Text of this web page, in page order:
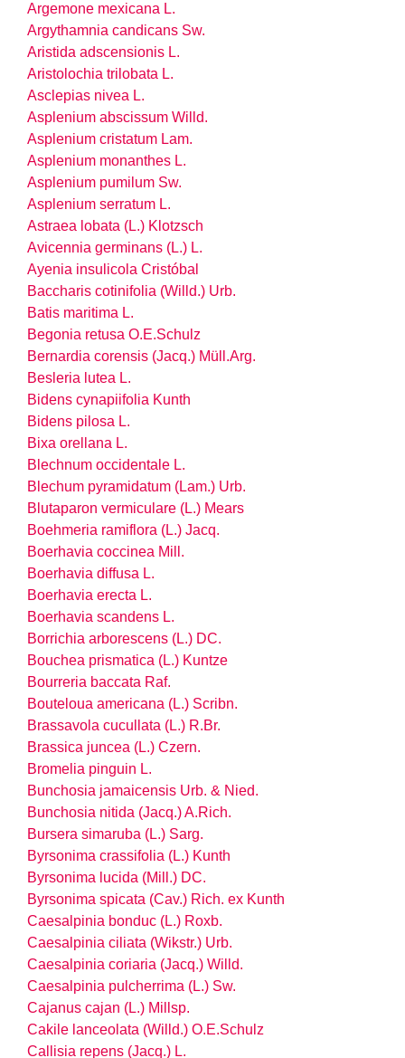
Argemone mexicana L.
Argythamnia candicans Sw.
Aristida adscensionis L.
Aristolochia trilobata L.
Asclepias nivea L.
Asplenium abscissum Willd.
Asplenium cristatum Lam.
Asplenium monanthes L.
Asplenium pumilum Sw.
Asplenium serratum L.
Astraea lobata (L.) Klotzsch
Avicennia germinans (L.) L.
Ayenia insulicola Cristóbal
Baccharis cotinifolia (Willd.) Urb.
Batis maritima L.
Begonia retusa O.E.Schulz
Bernardia corensis (Jacq.) Müll.Arg.
Besleria lutea L.
Bidens cynapiifolia Kunth
Bidens pilosa L.
Bixa orellana L.
Blechnum occidentale L.
Blechum pyramidatum (Lam.) Urb.
Blutaparon vermiculare (L.) Mears
Boehmeria ramiflora (L.) Jacq.
Boerhavia coccinea Mill.
Boerhavia diffusa L.
Boerhavia erecta L.
Boerhavia scandens L.
Borrichia arborescens (L.) DC.
Bouchea prismatica (L.) Kuntze
Bourreria baccata Raf.
Bouteloua americana (L.) Scribn.
Brassavola cucullata (L.) R.Br.
Brassica juncea (L.) Czern.
Bromelia pinguin L.
Bunchosia jamaicensis Urb. & Nied.
Bunchosia nitida (Jacq.) A.Rich.
Bursera simaruba (L.) Sarg.
Byrsonima crassifolia (L.) Kunth
Byrsonima lucida (Mill.) DC.
Byrsonima spicata (Cav.) Rich. ex Kunth
Caesalpinia bonduc (L.) Roxb.
Caesalpinia ciliata (Wikstr.) Urb.
Caesalpinia coriaria (Jacq.) Willd.
Caesalpinia pulcherrima (L.) Sw.
Cajanus cajan (L.) Millsp.
Cakile lanceolata (Willd.) O.E.Schulz
Callisia repens (Jacq.) L.